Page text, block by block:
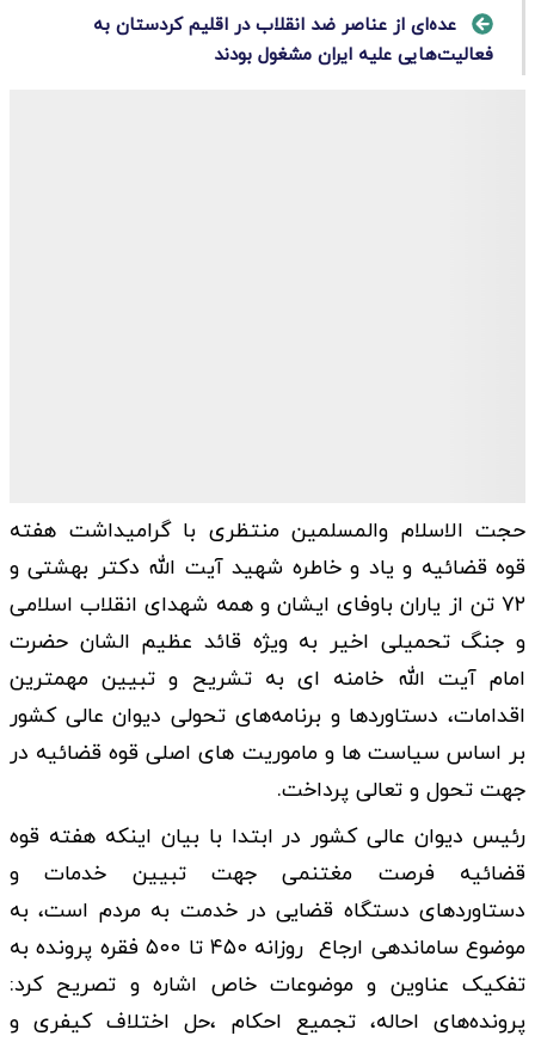
عده‌ای از عناصر ضد انقلاب در اقلیم کردستان به
فعالیت‌هایی علیه ایران مشغول بودند
حجت الاسلام والمسلمین منتظری با گرامیداشت هفته
قوه قضائیه و یاد و خاطره شهید آیت الله دکتر بهشتی و
۷۲ تن از یاران باوفای ایشان و همه شهدای انقلاب اسلامی
و جنگ تحمیلی اخیر به ویژه قائد عظیم الشان حضرت
امام آیت الله خامنه ای به تشریح و تبیین مهمترین
اقدامات، دستاوردها و برنامه‌های تحولی دیوان عالی کشور
بر اساس سیاست ها و ماموریت های اصلی قوه قضائیه در
جهت تحول و تعالی پرداخت.
رئیس دیوان عالی کشور در ابتدا با بیان اینکه هفته قوه
قضائیه فرصت مغتنمی جهت تبیین خدمات و
دستاوردهای دستگاه قضایی در خدمت به مردم است، به
موضوع ساماندهی ارجاع روزانه ۴۵۰ تا ۵۰۰ فقره پرونده‌ به
تفکیک عناوین و موضوعات خاص اشاره و تصریح کرد:
پرونده‌های احاله، تجمیع احکام ،حل اختلاف کیفری و